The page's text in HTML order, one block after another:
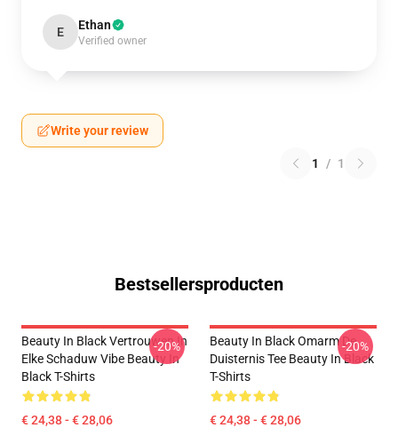
E Ethan
Verified owner
Write your review
1 / 1
Bestsellersproducten
Beauty In Black Vertrouwen In
Elke Schaduw Vibe Beauty In
Black T-Shirts
€ 24,38 - € 28,06
-20%
Beauty In Black Omarm De
Duisternis Tee Beauty In Black
T-Shirts
€ 24,38 - € 28,06
-20%